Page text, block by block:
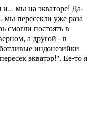
мы на экваторе! Да-
мы пересекли уже раза
смогли постоять в
а другой - в
индонезийки
экватор!". Ее-то я